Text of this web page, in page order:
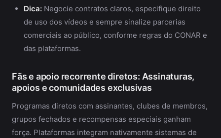
Dica: Negocie contratos claros, especifique direito
de uso dos vídeos e sempre sinalize parcerias
comerciais ao público, conforme regras do CONAR e
das plataformas.
Fãs e apoio recorrente diretos: Assinaturas,
apoios e comunidades exclusivas
Programas diretos com assinantes, clubes de membros,
grupos fechados e recompensas especiais ganham
força. Plataformas integram nativamente sistemas de